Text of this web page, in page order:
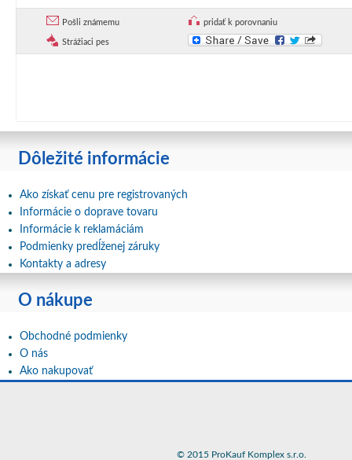
Pošli známemu pridať k porovnaniu
Strážiaci pes
Dôležité informácie
Ako získať cenu pre registrovaných
Informácie o doprave tovaru
Informácie k reklamáciám
Podmienky predĺženej záruky
Kontakty a adresy
O nákupe
Obchodné podmienky
O nás
Ako nakupovať
© 2015 ProKauf Komplex s.r.o.